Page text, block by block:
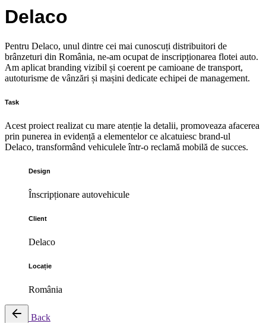
Delaco
Pentru Delaco, unul dintre cei mai cunoscuți distribuitori de
brânzeturi din România, ne-am ocupat de inscripționarea flotei auto.
Am aplicat branding vizibil și coerent pe camioane de transport,
autoturisme de vânzări și mașini dedicate echipei de management.
Task
Acest proiect realizat cu mare atenție la detalii, promoveaza afacerea
prin punerea in evidență a elementelor ce alcatuiesc brand-ul
Delaco, transformând vehiculele într-o reclamă mobilă de succes.
Design
Înscripționare autovehicule
Client
Delaco
Locație
România
Back